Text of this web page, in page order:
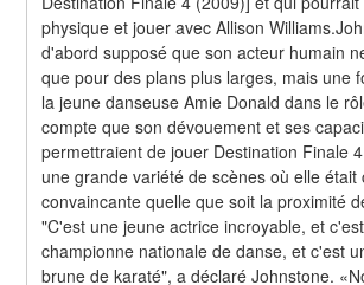
physique et jouer avec Allison
d'abord supposé que son acteur humain
que pour des plans plus larges, mais une
la jeune danseuse Amie Donald dans le
compte que son dévouement et ses
permettraient de jouer Destination Finale
une grande variété de scènes où elle était
convaincante quelle que soit la proximité
"C'est une jeune actrice incroyable, et
championne nationale de danse, et c'est
brune de karaté", a déclaré Johnstone.